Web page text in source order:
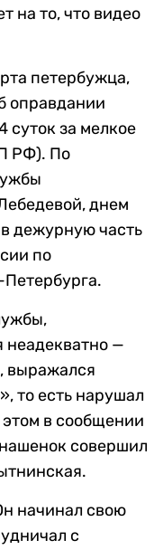
на то, что видео
петербужца,
оправдании
суток за мелкое
РФ). По
днем
дежурную часть
по
неадекватно —
выражался
то есть нарушал
в сообщении
совершил
начинал свою
с